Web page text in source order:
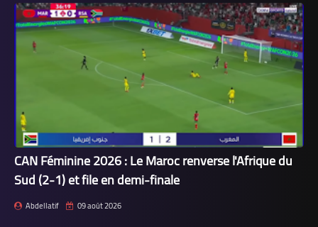
CAN Féminine 2026 : Le Maroc renverse l'Afrique du
Sud (2-1) et file en demi-finale
Abdellatif 09 août 2026